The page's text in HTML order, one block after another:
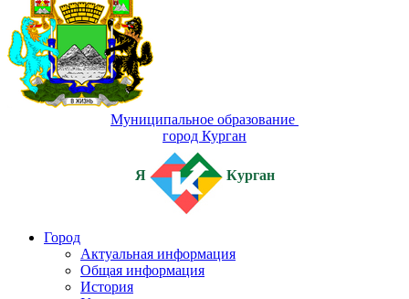
Муниципальное образование
город Курган
Я Курган
Город
Актуальная информация
Общая информация
История